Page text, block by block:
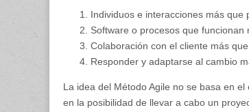
Individuos e interacciones más que
Software o procesos que funcionan
Colaboración con el cliente más
Responder y adaptarse al cambio
La idea del Método Agile no se basa en
en la posibilidad de llevar a cabo un